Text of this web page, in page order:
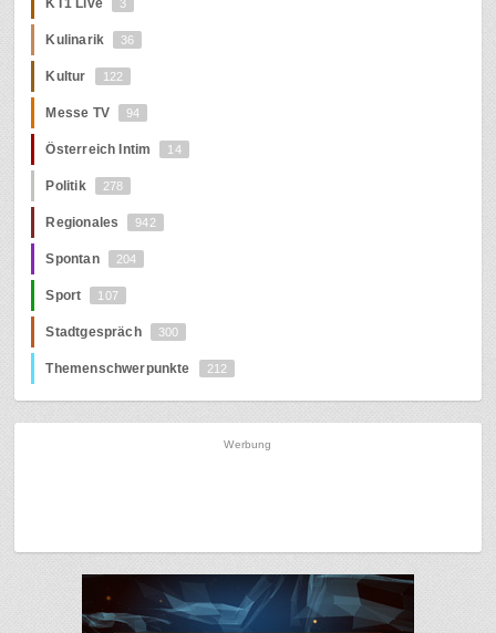
KT1 Live 3
Kulinarik 36
Kultur 122
Messe TV 94
Österreich Intim 14
Politik 278
Regionales 942
Spontan 204
Sport 107
Stadtgespräch 300
Themenschwerpunkte 212
Werbung